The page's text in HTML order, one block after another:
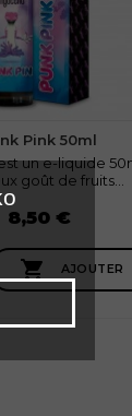
Pink 50ml
un e-liquide
goût de fruits...
8,50 €
 AJOUTER